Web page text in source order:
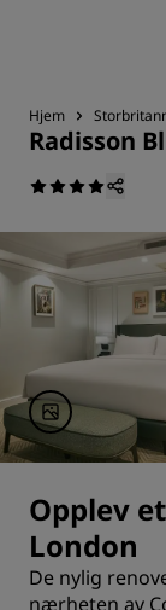
Hjem
Radisson
Opplev
London
De nylig
nærheten av